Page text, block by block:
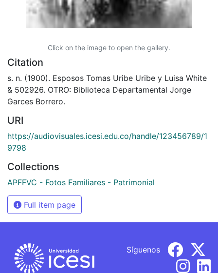
Click on the image to open the gallery.
Citation
s. n. (1900). Esposos Tomas Uribe Uribe y Luisa White
& 502926. OTRO: Biblioteca Departamental Jorge
Garces Borrero.
URI
https://audiovisuales.icesi.edu.co/handle/123456789/1
9798
Collections
APFFVC - Fotos Familiares - Patrimonial
Full item page
Síguenos